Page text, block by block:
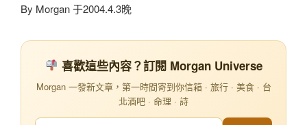
By Morgan 于2004.4.3晚
喜歡這些內容？訂閱 Morgan Universe
Morgan 一發新文章，第一時間寄到你信箱 · 旅行 · 美食 · 台
北酒吧 · 命理 · 詩